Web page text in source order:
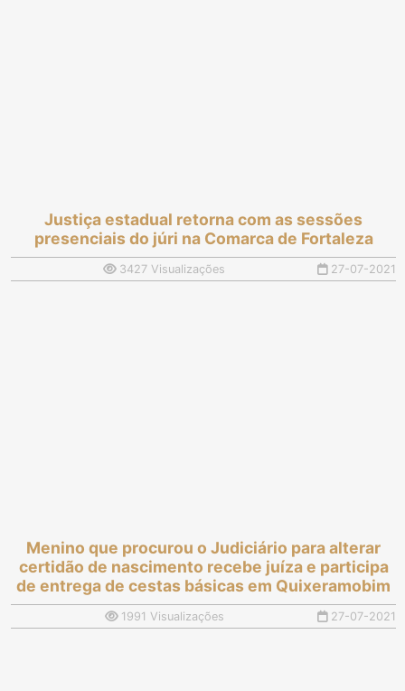
Justiça estadual retorna com as sessões
presenciais do júri na Comarca de Fortaleza
3427 Visualizações 27-07-2021
Menino que procurou o Judiciário para alterar
certidão de nascimento recebe juíza e participa
de entrega de cestas básicas em Quixeramobim
1991 Visualizações 27-07-2021